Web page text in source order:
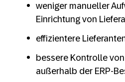
weniger manueller
Einrichtung von
effizientere
bessere Kontrolle
außerhalb der ERP-